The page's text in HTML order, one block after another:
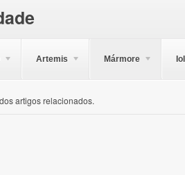
Artemis Mármore
artigos relacionados.